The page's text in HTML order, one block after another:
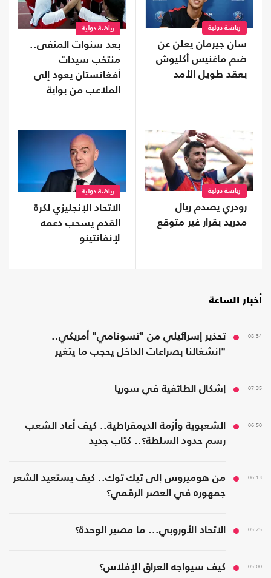
رياضة دولية
سان جيرمان يعلن عن
ضم ماغنيس أكليوش
بعقد طويل الأمد
رياضة دولية
بعد سنوات المنفى..
منتخب سيدات
أفغانستان يعود إلى
الملاعب من بوابة
رياضة دولية
رودري يصدم ريال
مدريد بقرار غير متوقع
رياضة دولية
الاتحاد الإنجليزي لكرة
القدم يسحب دعمه
لإنفانتينو
أخبار الساعة
08:34
تحذير إسرائيلي من "تسونامي" أمريكي..
"انشغالنا بصراعات الداخل يحجب ما يتغير
07:35 إشكال الطائفية في سوريا
06:50
الشعبوية وأزمة الديمقراطية.. كيف أعاد الشعب
رسم حدود السلطة؟.. كتاب جديد
06:13
من هوميروس إلى تيك توك.. كيف يستعيد الشعر
جمهوره في العصر الرقمي؟
05:25 الاتحاد الأوروبي... ما مصير الوحدة؟
05:00 كيف سيواجه العراق الإفلاس؟